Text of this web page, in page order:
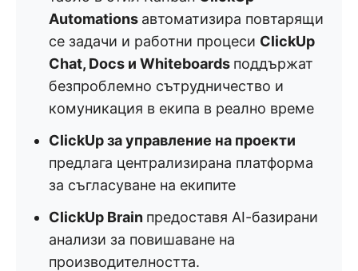
Automations автоматизира повтарящи
се задачи и работни процеси ClickUp
Chat, Docs и Whiteboards поддържат
безпроблемно сътрудничество и
комуникация в екипа в реално време
ClickUp за управление на проекти
предлага централизирана платформа
за съгласуване на екипите
ClickUp Brain предоставя AI-базирани
анализи за повишаване на
производителността.